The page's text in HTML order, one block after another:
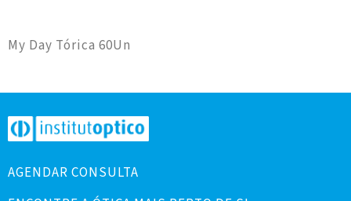
My Day Tórica 60Un
AGENDAR CONSULTA